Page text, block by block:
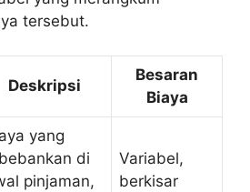
tersebut.
Deskripsi
Besaran
Biaya
yang
di
pinjaman,
Variabel,
berkisar